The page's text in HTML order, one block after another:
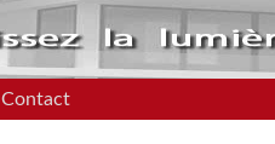
Contact